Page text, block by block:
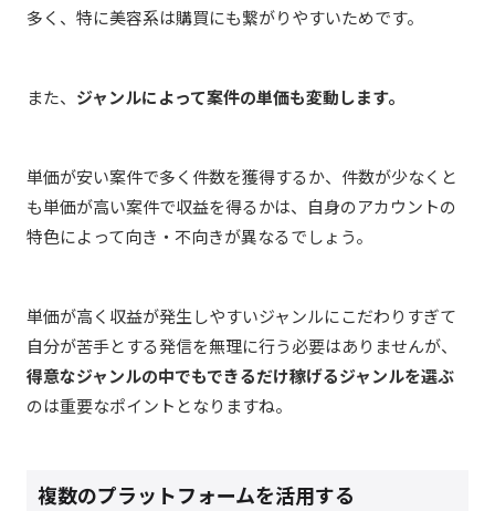
多く、特に美容系は購買にも繋がりやすいためです。
また、 ジャンルによって案件の単価も変動します。
単価が安い案件で多く件数を獲得するか、件数が少なくと
も単価が高い案件で収益を得るかは、自身のアカウントの
特色によって向き・不向きが異なるでしょう。
単価が高く収益が発生しやすいジャンルにこだわりすぎて
自分が苦手とする発信を無理に行う必要はありませんが、
得意なジャンルの中でもできるだけ稼げるジャンルを選ぶ
のは重要なポイントとなりますね。
複数のプラットフォームを活用する